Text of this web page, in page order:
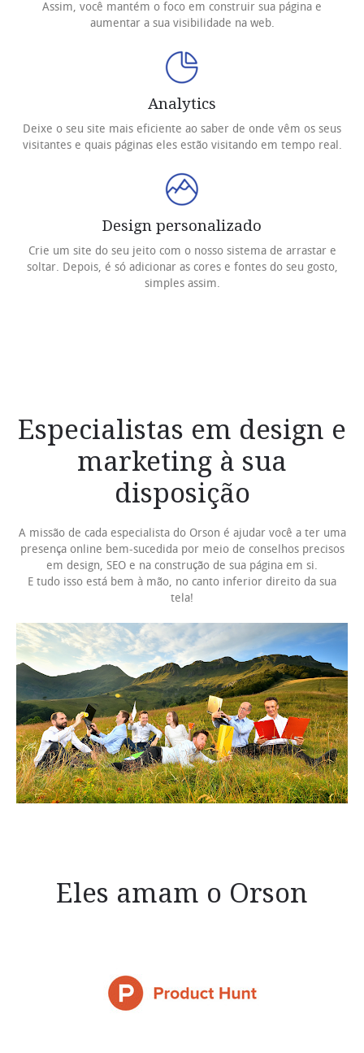
Assim, você mantém o foco em construir sua página e
aumentar a sua visibilidade na web.
Analytics
Deixe o seu site mais eficiente ao saber de onde vêm os seus
visitantes e quais páginas eles estão visitando em tempo real.
Design personalizado
Crie um site do seu jeito com o nosso sistema de arrastar e
soltar. Depois, é só adicionar as cores e fontes do seu gosto,
simples assim.
Especialistas em design e
marketing à sua
disposição
A missão de cada especialista do Orson é ajudar você a ter uma
presença online bem-sucedida por meio de conselhos precisos
em design, SEO e na construção de sua página em si.
E tudo isso está bem à mão, no canto inferior direito da sua
tela!
Eles amam o Orson